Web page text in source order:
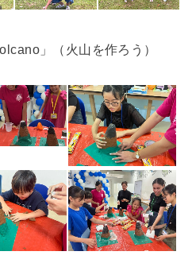
」（火山を作ろう）